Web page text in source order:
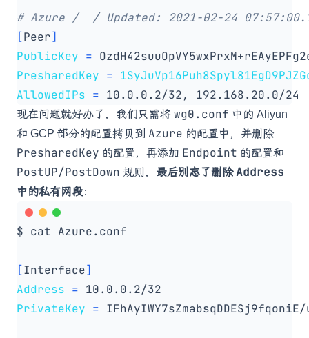
# Azure /  / Updated: 2021-02-24
[Peer]
PublicKey =
PresharedKey =
AllowedIPs =
现在问题就好办了，我们只需将 wg0.conf 中的 Aliyun
和 GCP 部分的配置拷贝到 Azure 的配置中，并删除
PresharedKey 的配置，再添加 Endpoint 的配置和
PostUP/PostDown 规则， 最后别忘了删除Address
中的私有网段：
[Interface]
Address =
PrivateKey =